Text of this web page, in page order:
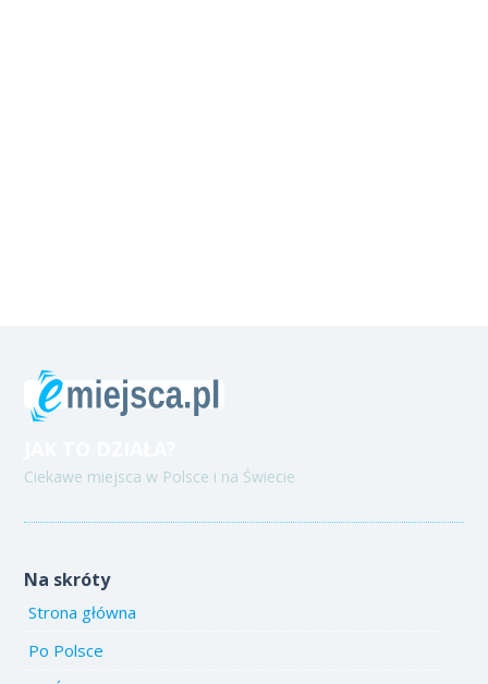
Ciekawe miejsca w Polsce i na Świecie
Na skróty
Strona główna
Po Polsce